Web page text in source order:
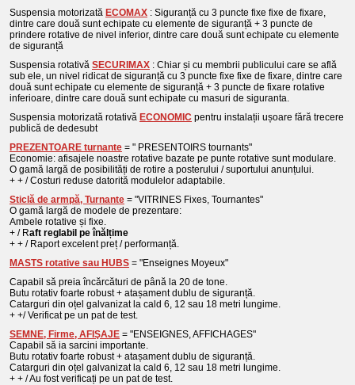
Suspensia motorizată ECOMAX : Siguranță cu 3 puncte fixe fixe de fixare,
dintre care două sunt echipate cu elemente de siguranță + 3 puncte de
prindere rotative de nivel inferior, dintre care două sunt echipate cu elemente
de siguranță
Suspensia rotativă SECURIMAX : Chiar și cu membrii publicului care se află
sub ele, un nivel ridicat de siguranță cu 3 puncte fixe fixe de fixare, dintre care
două sunt echipate cu elemente de siguranță + 3 puncte de fixare rotative
inferioare, dintre care două sunt echipate cu masuri de siguranta.
Suspensia motorizată rotativă ECONOMIC pentru instalații ușoare fără trecere
publică de dedesubt
PREZENTOARE turnante = " PRESENTOIRS tournants"
Economie: afisajele noastre rotative bazate pe punte rotative sunt modulare.
O gamă largă de posibilități de rotire a posterului / suportului anunțului.
+ + / Costuri reduse datorită modulelor adaptabile.
Sticlă de armpă, Turnante = "VITRINES Fixes, Tournantes"
O gamă largă de modele de prezentare:
Ambele rotative și fixe.
+ / Raft reglabil pe înălțime
+ + / Raport excelent preț / performanță.
MASTS rotative sau HUBS = "Enseignes Moyeux"
Capabil să preia încărcături de până la 20 de tone.
Butu rotativ foarte robust + atașament dublu de siguranță.
Catarguri din oțel galvanizat la cald 6, 12 sau 18 metri lungime.
+ +/ Verificat pe un pat de test.
SEMNE, Firme, AFI ŞAJE = ​​"ENSEIGNES, AFFICHAGES"
Capabil să ia sarcini importante.
Butu rotativ foarte robust + atașament dublu de siguranță.
Catarguri din oțel galvanizat la cald 6, 12 sau 18 metri lungime.
+ + / Au fost verificați pe un pat de test.